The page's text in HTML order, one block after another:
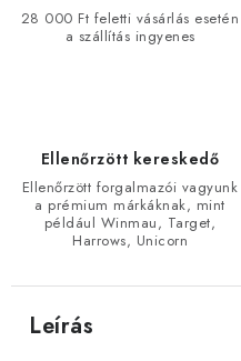
28 000 Ft feletti vásárlás esetén
a szállítás ingyenes
Ellenőrzött kereskedő
Ellenőrzött forgalmazói vagyunk
a prémium márkáknak, mint
például Winmau, Target,
Harrows, Unicorn
Leírás